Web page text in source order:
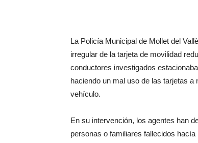
La Policía Municipal de Mollet del
irregular de la tarjeta de movilidad
conductores investigados
haciendo un mal uso de las tarjetas
vehículo.
En su intervención, los agentes han
personas o familiares fallecidos